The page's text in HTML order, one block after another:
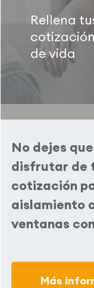
Rellena
de vida
No dejes
disfrutar de
cotización
aislamiento
ventanas
Más